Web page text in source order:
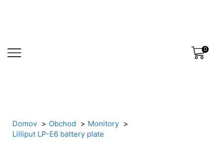
0
Domov Obchod
Monitory
Lilliput LP-E6 battery plate